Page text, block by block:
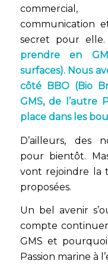
commercial,
communication
secret pour elle.
prendre en
surfaces). Nous
côté BBO (Bio
GMS, de l’autre
place dans les
D’ailleurs, des
pour bientôt.
vont rejoindre la
proposées.
Un bel avenir
compte
GMS et
Passion marine à